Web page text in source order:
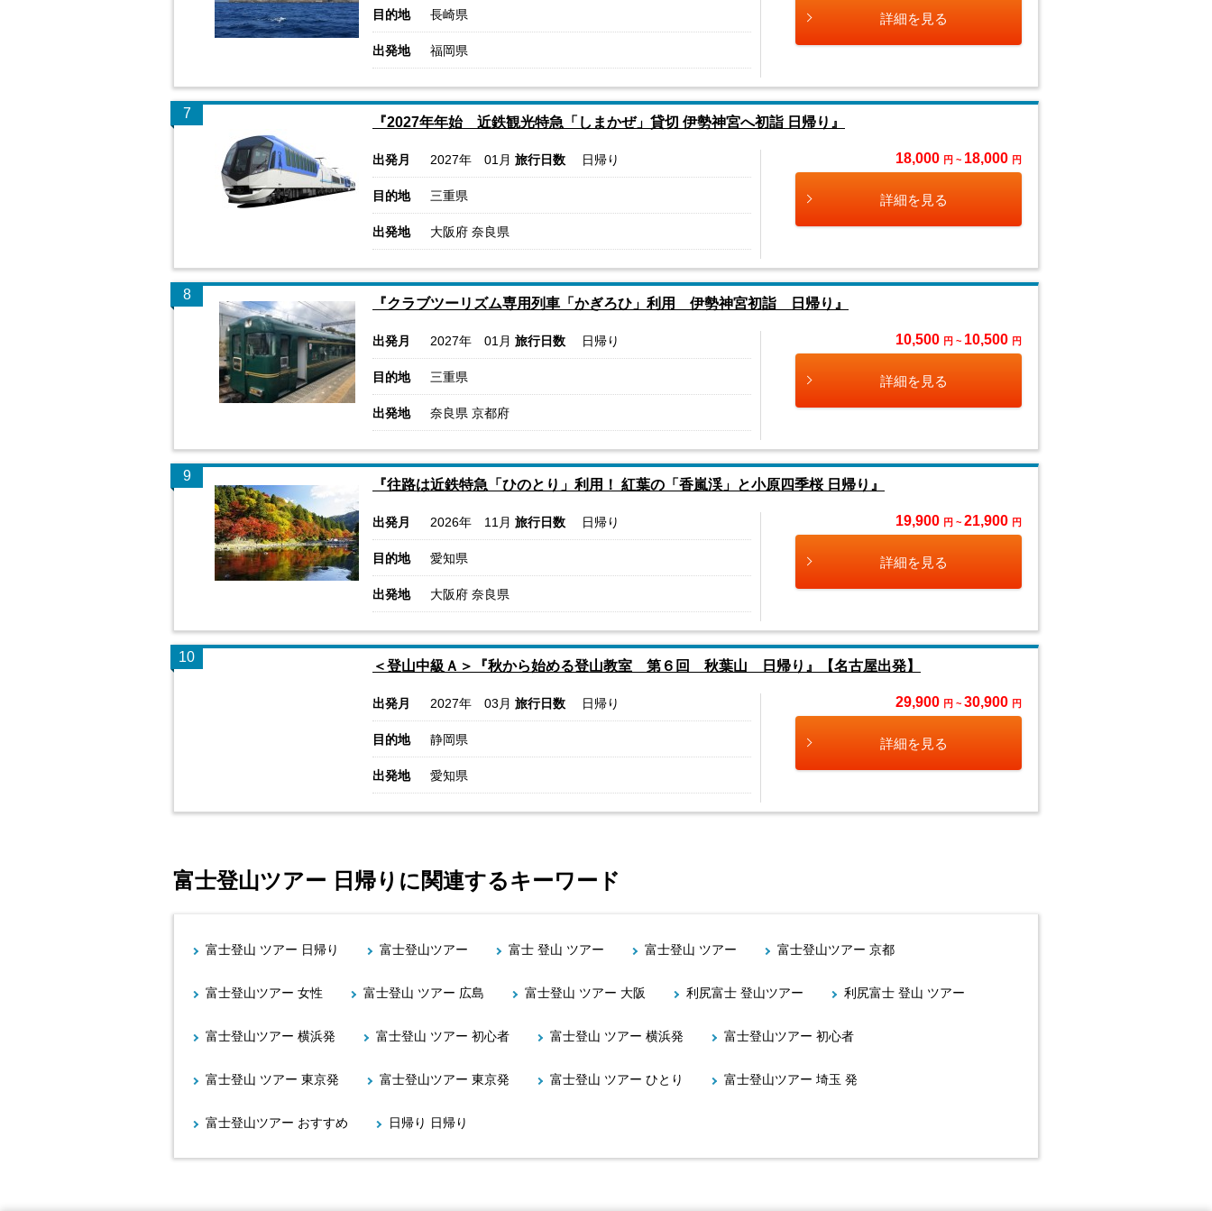
目的地 長崎県
出発地 福岡県
詳細を見る
7
『2027年年始 近鉄観光特急「しまかぜ」貸切 伊勢神宮へ初詣 日帰り』
出発月 2027年 01月 旅行日数 日帰り
目的地 三重県
出発地 大阪府 奈良県
18,000 円 ~ 18,000 円
詳細を見る
8
『クラブツーリズム専用列車「かぎろひ」利用 伊勢神宮初詣 日帰り』
出発月 2027年 01月 旅行日数 日帰り
目的地 三重県
出発地 奈良県 京都府
10,500 円 ~ 10,500 円
詳細を見る
9
『往路は近鉄特急「ひのとり」利用！ 紅葉の「香嵐渓」と小原四季桜 日帰り』
出発月 2026年 11月 旅行日数 日帰り
目的地 愛知県
出発地 大阪府 奈良県
19,900 円 ~ 21,900 円
詳細を見る
10
＜登山中級Ａ＞『秋から始める登山教室 第６回 秋葉山 日帰り』【名古屋出発】
出発月 2027年 03月 旅行日数 日帰り
目的地 静岡県
出発地 愛知県
29,900 円 ~ 30,900 円
詳細を見る
富士登山ツアー 日帰りに関連するキーワード
富士登山 ツアー 日帰り 富士登山ツアー 富士 登山 ツアー 富士登山 ツアー 富士登山ツアー 京都
富士登山ツアー 女性 富士登山 ツアー 広島 富士登山 ツアー 大阪 利尻富士 登山ツアー 利尻富士 登山 ツアー
富士登山ツアー 横浜発 富士登山 ツアー 初心者 富士登山 ツアー 横浜発 富士登山ツアー 初心者
富士登山 ツアー 東京発 富士登山ツアー 東京発 富士登山 ツアー ひとり 富士登山ツアー 埼玉 発
富士登山ツアー おすすめ 日帰り 日帰り